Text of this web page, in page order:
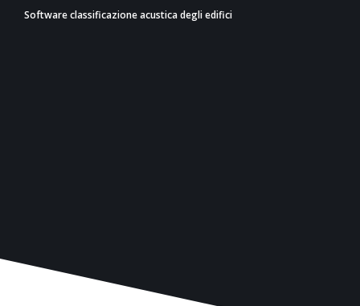
Software classificazione acustica degli edifici